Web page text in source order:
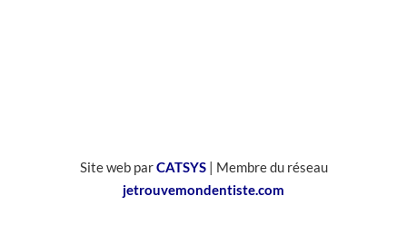
Site web parCATSYS| Membre du réseau
jetrouvemondentiste.com